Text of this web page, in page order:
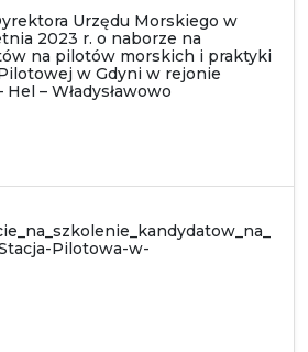
Urzędu Morskiego w
2023 r. o naborze na
na pilotów morskich i praktyki
w Gdyni w rejonie
– Władysławowo
Pilotowa-w-